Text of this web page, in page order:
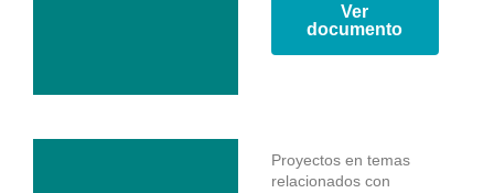
Ver
documento
Proyectos en temas
relacionados con